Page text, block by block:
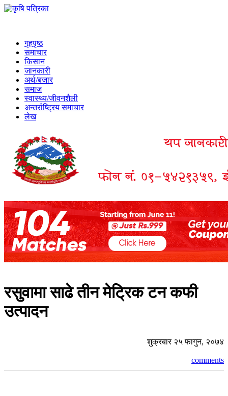
गृहपृष्ठ
समाचार
किसान
जानकारी
अर्थ/बजार
समाज
स्वास्थ्य/जीवनशैली
अन्तर्राष्ट्रिय समाचार
लेख
रसुवामा साढे तीन मेट्रिक टन कफी
उत्पादन
शुक्रबार २५ फागुन, २०७४
comments